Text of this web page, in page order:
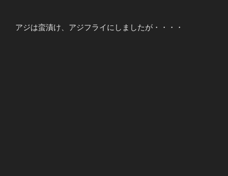
アジは蛮漬け、アジフライにしましたが・・・・